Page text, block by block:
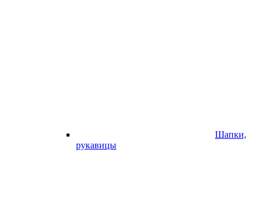
Шапки,
рукавицы